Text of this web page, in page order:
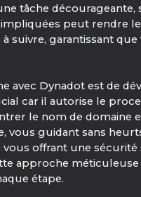
tâche décourageante,
peut rendre
suivre, garantissant
avec Dynadot est de
car il autorise le
le nom de domaine
vous guidant sans
offrant une
approche
étape.